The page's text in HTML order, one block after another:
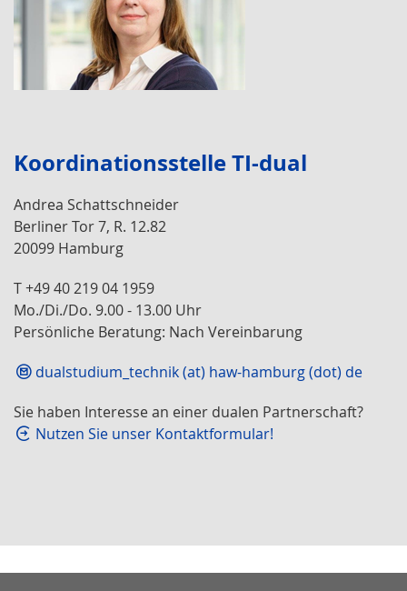
Koordinationsstelle TI-dual
Andrea Schattschneider
Berliner Tor 7, R. 12.82
20099 Hamburg
T +49 40 219 04 1959
Mo./Di./Do. 9.00 - 13.00 Uhr
Persönliche Beratung: Nach Vereinbarung
dualstudium_technik (at) haw-hamburg (dot) de
Sie haben Interesse an einer dualen Partnerschaft?
Nutzen Sie unser Kontaktformular!